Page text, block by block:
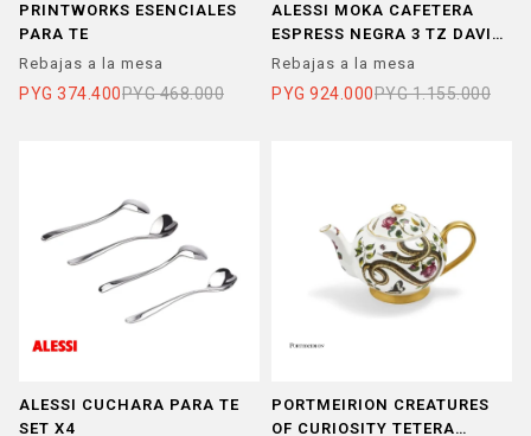
PRINTWORKS ESENCIALES
PARA TE
Rebajas a la mesa
PYG 374.400PYG 468.000
ALESSI MOKA CAFETERA
ESPRESS NEGRA 3 TZ DAVID
CHIPPERFIELD
Rebajas a la mesa
PYG 924.000PYG 1.155.000
ALESSI CUCHARA PARA TE
SET X4
PORTMEIRION CREATURES
OF CURIOSITY TETERA